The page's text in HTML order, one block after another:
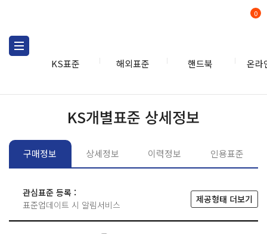
KS표준 해외표준 핸드북 온라
0
KS개별표준 상세정보
구매정보 상세정보 이력정보 인용표준
관심표준 등록 :
표준업데이트 시 알림서비스
제공형태 더보기